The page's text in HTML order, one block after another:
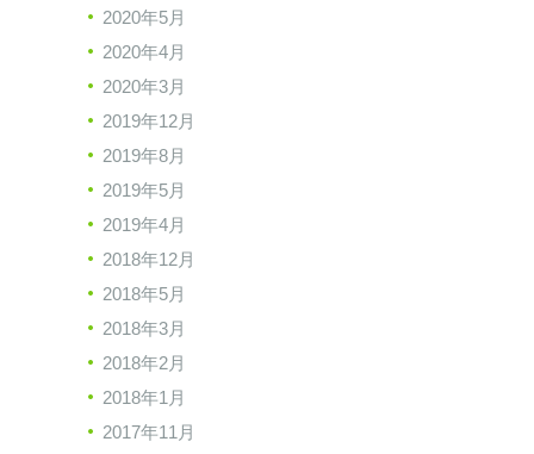
2020年5月
2020年4月
2020年3月
2019年12月
2019年8月
2019年5月
2019年4月
2018年12月
2018年5月
2018年3月
2018年2月
2018年1月
2017年11月